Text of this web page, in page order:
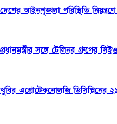
দেশের আইনশৃঙ্খলা পরিস্থিতি
প্রধানমন্ত্রীর সঙ্গে টেলিনর গ্রুপের
খুবির এগ্রোটেকনোলজি ডিসিপ্লিনের ২১